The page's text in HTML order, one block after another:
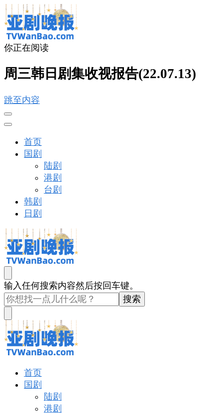
你正在阅读
周三韩日剧集收视报告(22.07.13)
跳至内容
首页
国剧
陆剧
港剧
台剧
韩剧
日剧
亚剧晚报
戏里戏外看亚洲
找
什
么
东
西
吗?
输入任何搜索内容然后按回车键。
亚剧晚报
戏里戏外看亚洲
首页
国剧
陆剧
港剧